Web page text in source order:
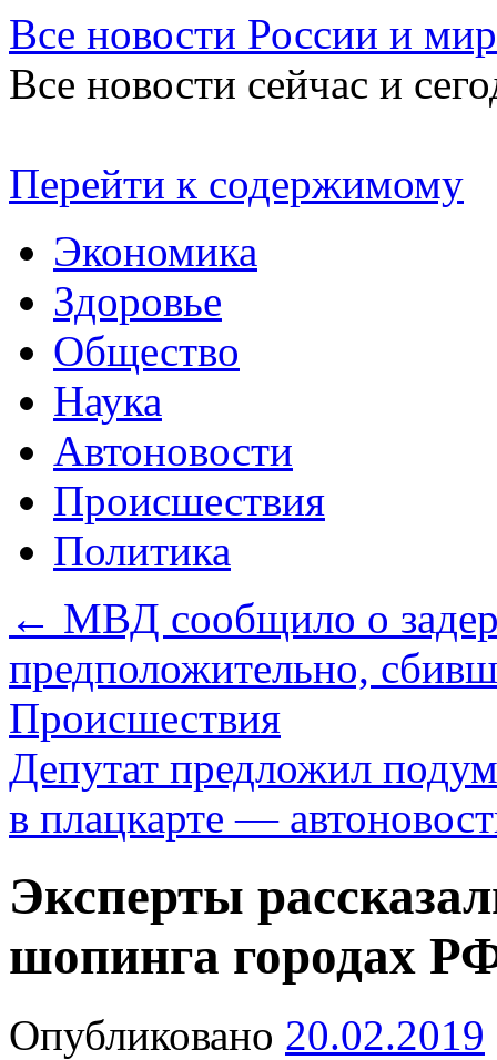
Все новости России и
Все новости сейчас и
Перейти к содержимому
Экономика
Здоровье
Общество
Наука
Автоновости
Происшествия
Политика
← МВД сообщило о
предположительно,
Происшествия
Депутат предложил
в плацкарте —
Эксперты
шопинга городах
Опубликовано 20.02.2019